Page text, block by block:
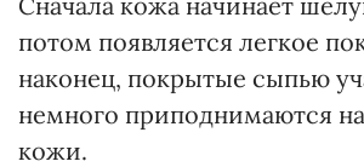
потом появляется легкое
наконец, покрытые сыпью
немного приподнимаются
кожи.